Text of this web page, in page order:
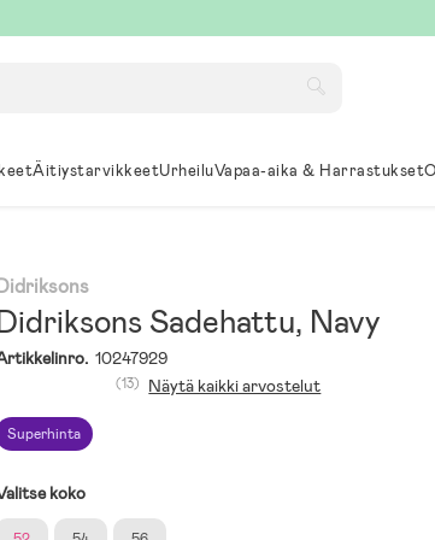
ÄitiystarvikkeetUrheiluVapaa-aika & Harrastukset
Sadehattu, Navy
10247929
Superhinta
(13) Näytä kaikki arvostelut
koko